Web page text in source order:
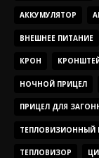
АККУМУЛЯТОР
ВНЕШНЕЕ ПИТАНИЕ
КРОН
НОЧНОЙ ПРИЦЕЛ
ПРИЦЕЛ ДЛЯ
ТЕПЛОВИЗИОННЫЙ
ТЕПЛОВИЗОР